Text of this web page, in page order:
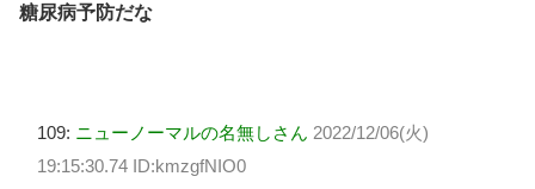
糖尿病予防だな
109: ニューノーマルの名無しさん 2022/12/06(火)
19:15:30.74 ID:kmzgfNIO0